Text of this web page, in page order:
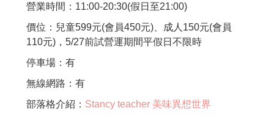
營業時間：11:00-20:30(假日至21:00)
價位：兒童599元(會員450元)、成人150元(會員
110元)，5/27前試營運期間平假日不限時
停車場：有
無線網路：有
部落格介紹： Stancy teacher 美味異想世界